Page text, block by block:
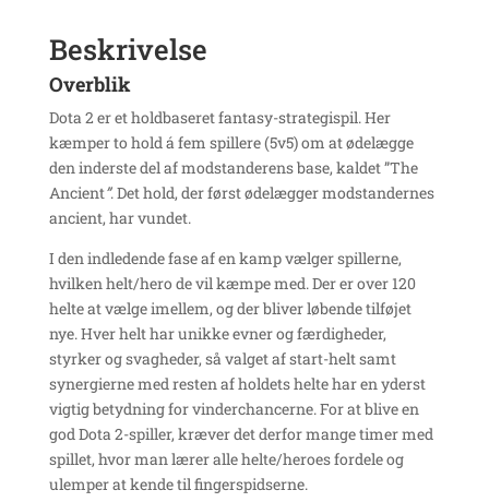
Beskrivelse
Overblik
Dota 2 er et holdbaseret fantasy-strategispil. Her
kæmper to hold á fem spillere (5v5) om at ødelægge
den inderste del af modstanderens base, kaldet ”The
Ancient”. Det hold, der først ødelægger modstandernes
ancient, har vundet.
I den indledende fase af en kamp vælger spillerne,
hvilken helt/hero de vil kæmpe med. Der er over 120
helte at vælge imellem, og der bliver løbende tilføjet
nye. Hver helt har unikke evner og færdigheder,
styrker og svagheder, så valget af start-helt samt
synergierne med resten af holdets helte har en yderst
vigtig betydning for vinderchancerne. For at blive en
god Dota 2-spiller, kræver det derfor mange timer med
spillet, hvor man lærer alle helte/heroes fordele og
ulemper at kende til fingerspidserne.